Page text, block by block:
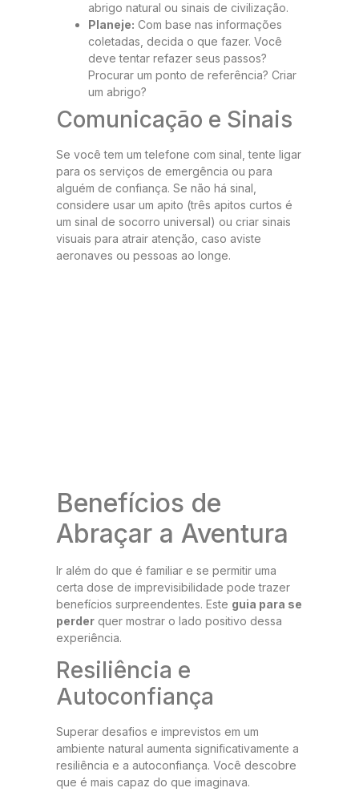
abrigo natural ou sinais de civilização.
Planeje: Com base nas informações
coletadas, decida o que fazer. Você
deve tentar refazer seus passos?
Procurar um ponto de referência? Criar
um abrigo?
Comunicação e Sinais
Se você tem um telefone com sinal, tente ligar
para os serviços de emergência ou para
alguém de confiança. Se não há sinal,
considere usar um apito (três apitos curtos é
um sinal de socorro universal) ou criar sinais
visuais para atrair atenção, caso aviste
aeronaves ou pessoas ao longe.
Benefícios de
Abraçar a Aventura
Ir além do que é familiar e se permitir uma
certa dose de imprevisibilidade pode trazer
benefícios surpreendentes. Este guia para se
perder quer mostrar o lado positivo dessa
experiência.
Resiliência e
Autoconfiança
Superar desafios e imprevistos em um
ambiente natural aumenta significativamente a
resiliência e a autoconfiança. Você descobre
que é mais capaz do que imaginava.